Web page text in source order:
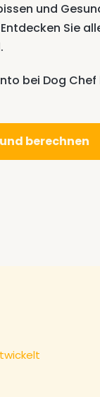
und
Sie
bei Dog Chef
berechnen